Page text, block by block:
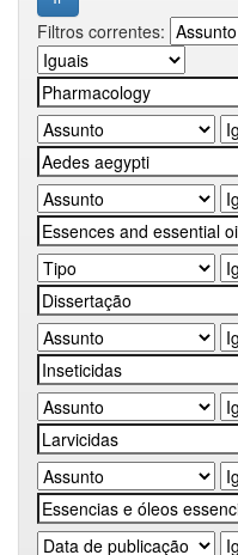
Filtros correntes: